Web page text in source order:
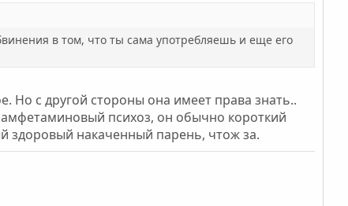
в том, что ты сама употребляешь и еще его
Но с другой стороны она имеет права знать..
психоз, он обычно короткий
здоровый накаченный парень, чтож за.